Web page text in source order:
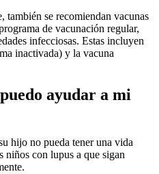
también se recomiendan vacunas
de vacunación regular,
infecciosas. Estas incluyen
inactivada) y la vacuna
ayudar a mi
hijo no pueda tener una vida
niños con lupus a que sigan